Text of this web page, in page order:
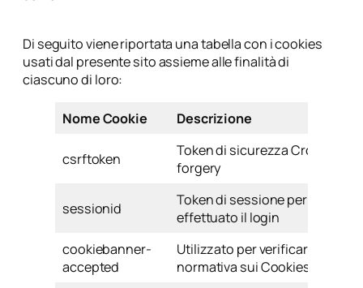
Di seguito viene riportata una tabella con i cookies
usati dal presente sito assieme alle finalità di
ciascuno di loro:
Nome Cookie Descrizione
csrftoken
Token di sicurezza Cross-site
forgery
sessionid
Token di sessione per utenti
effettuato il login
cookiebanner-
accepted
Utilizzato per verificare
normativa sui Cookies